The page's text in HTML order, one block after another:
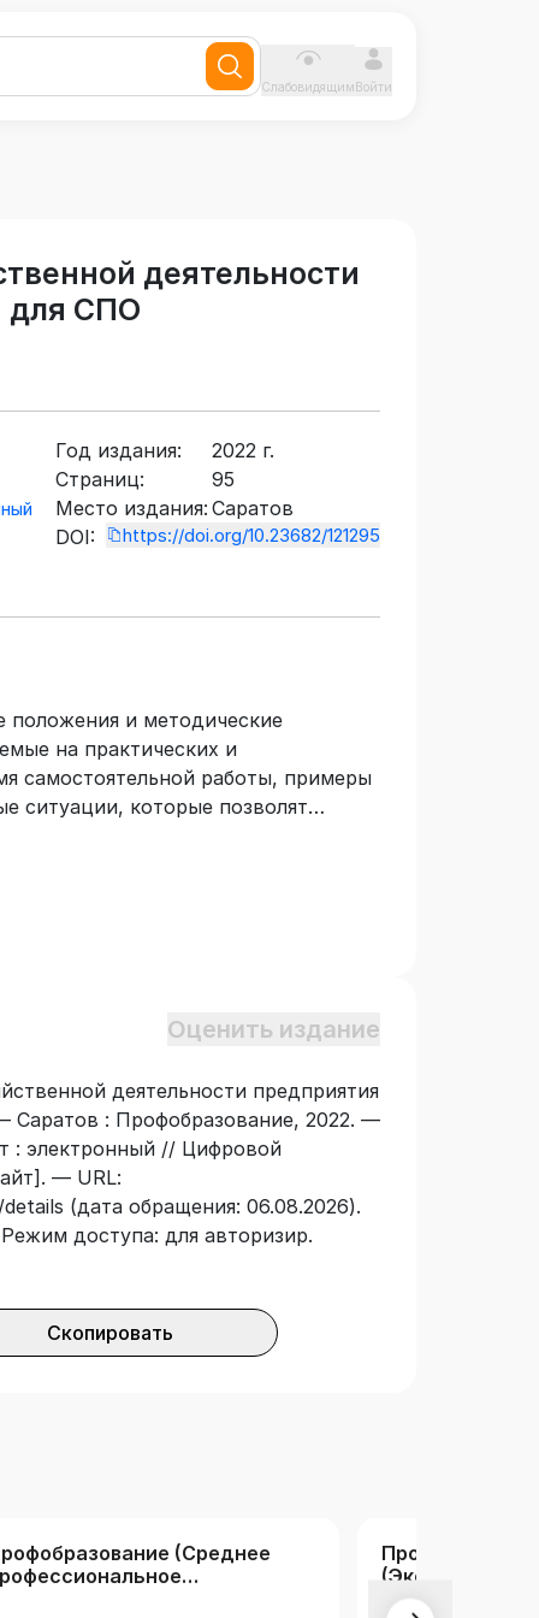
СлабовидящимВойти
деятельности
для СПО
Год издания:
2022 г.
Страниц:
95
Место издания: Саратов
DOI:
https://doi.org/10.23682/121295
положения и методические
на практических и
самостоятельной работы, примеры
ситуации, которые позволят
научиться проводить анализ,
решения. Практикум
по специальности среднего
Оценить издание
деятельности предприятия
Саратов : Профобразование, 2022. —
: электронный // Цифровой
— URL:
(дата обращения: 06.08.2026).
доступа: для авторизир.
Скопировать
(Среднее
(Экономика и